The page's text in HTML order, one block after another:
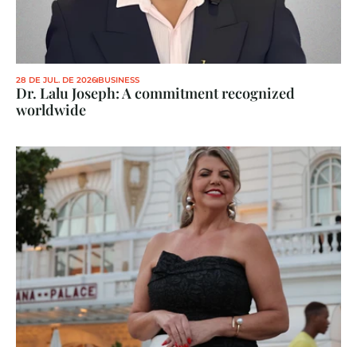
28 DE JUL. DE 2026 BUSINESS
Dr. Lalu Joseph: A commitment recognized
worldwide